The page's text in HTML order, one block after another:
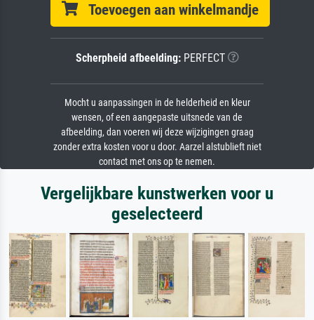
Toevoegen aan winkelmandje
Scherpheid afbeelding:PERFECT
Mocht u aanpassingen in de helderheid en kleur
wensen, of een aangepaste uitsnede van de
afbeelding, dan voeren wij deze wijzigingen graag
zonder extra kosten voor u door. Aarzel alstublieft niet
contact met ons op te nemen.
Vergelijkbare kunstwerken voor u
geselecteerd